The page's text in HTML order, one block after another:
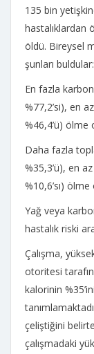
135 bin
hastalıklardan
öldü. Bireysel
şunları buldular:
En fazla
%77,2’si), en
%46,4’ü) ölme
Daha fazla
%35,3’ü), en
%10,6’sı) ölme
Yağ veya
hastalık riski
Çalışma,
otoritesi
kalorinin
çeliştiğini
çalışmadaki